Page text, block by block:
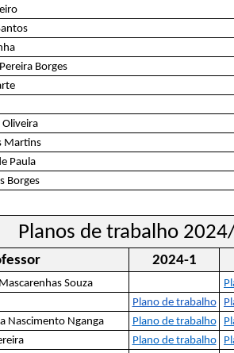
Borges
Oliveira
Martins
Paula
Borges
Planos de trabalho
2024-1
Souza
Plano de trabalho
Nascimento Nganga
Plano de trabalho
Plano de trabalho